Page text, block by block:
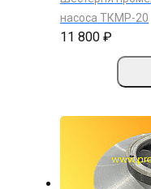
насоса ТКМР-20
11 800 ₽